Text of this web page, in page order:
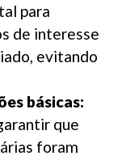
para
de interesse
evitando
básicas:
que
foram